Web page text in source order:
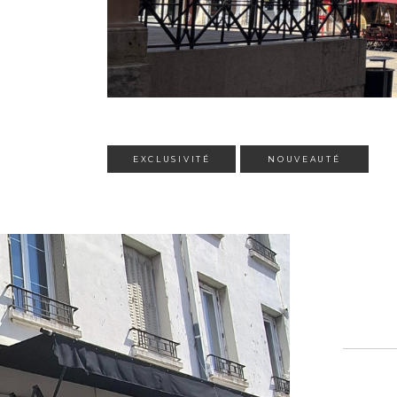
EXCLUSIVITÉ NOUVEAUTÉ